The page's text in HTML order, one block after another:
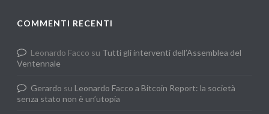
COMMENTI RECENTI
Leonardo Facco su Tutti gli interventi dell’Assemblea del
Ventennale
Gerardo su Leonardo Facco a Bitcoin Report: la società
senza stato non è un’utopia